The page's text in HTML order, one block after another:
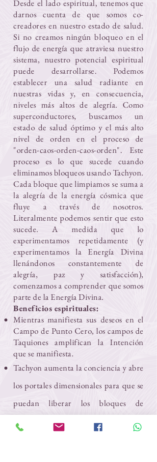
Desde el lado espiritual, tenemos que
darnos cuenta de que somos co-
creadores en nuestro estado de salud.
Si no creamos ningún bloqueo en el
flujo de energía que atraviesa nuestro
sistema, nuestro potencial espiritual
puede desarrollarse. Podemos
establecer una salud radiante en
nuestras vidas y, en consecuencia,
niveles más altos de alegría. Como
superconductores, buscamos un
estado de salud óptimo y el más alto
nivel de orden en el proceso de
"orden-caos-orden-caos-orden". Este
proceso es lo que sucede cuando
eliminamos bloqueos usando Tachyon.
Cada bloque que limpiamos se suma a
la alegría de la energía cósmica que
fluye a través de nosotros.
Literalmente podemos sentir que esto
sucede. A medida que lo
experimentamos repetidamente (y
experimentamos la Energía Divina
llenándonos constantemente de
alegría, paz y satisfacción),
comenzamos a comprender que somos
parte de la Energía Divina.
Beneficios espirituales:
Mientras manifiesta sus deseos en el
Campo de Punto Cero, los campos de
Taquiones amplifican la Intención
que se manifiesta.
Tachyon aumenta la conciencia y abre
los portales dimensionales para que se
puedan liberar los bloques de
memoria.